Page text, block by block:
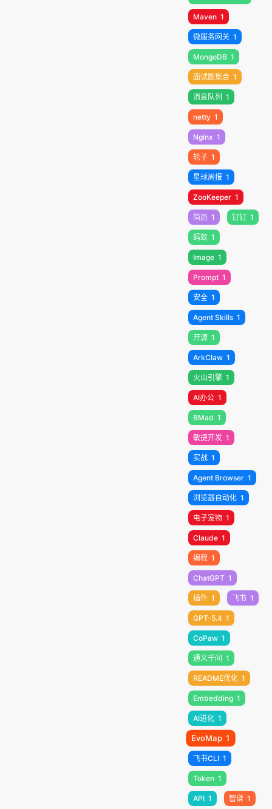
Maven 1
微服务网关 1
MongoDB 1
面试题集合 1
消息队列 1
netty 1
Nginx 1
轮子 1
星球周报 1
ZooKeeper 1
简历 1 钉钉 1
蚂蚁 1
Image 1
Prompt 1
安全 1
Agent Skills 1
开源 1
ArkClaw 1
火山引擎 1
AI办公 1
BMad 1
敏捷开发 1
实战 1
Agent Browser 1
浏览器自动化 1
电子宠物 1
Claude 1
编程 1
ChatGPT 1
插件 1 飞书 1
GPT-5.4 1
CoPaw 1
通义千问 1
README优化 1
Embedding 1
AI进化 1
EvoMap 1
飞书CLI 1
Token 1
API 1 智谱 1